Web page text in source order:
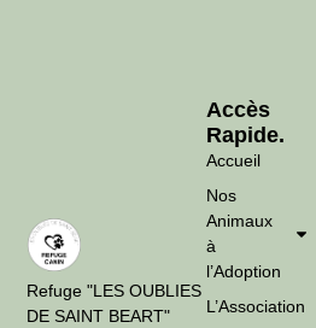
Refuge "LES OUBLIES
DE SAINT BEART"
Accès
Rapide.
Accueil
Nos
Animaux
à
l’Adoption
L’Association